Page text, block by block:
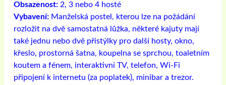
Obsazenost: 2, 3 nebo 4 hosté
Vybavení: Manželská postel, kterou lze na požádání
rozložit na dvě samostatná lůžka, některé kajuty mají
také jednu nebo dvě přistýlky pro další hosty, okno,
křeslo, prostorná šatna, koupelna se sprchou, toaletním
koutem a fénem, ​​interaktivní TV, telefon, Wi-Fi
připojení k internetu (za poplatek), minibar a trezor.